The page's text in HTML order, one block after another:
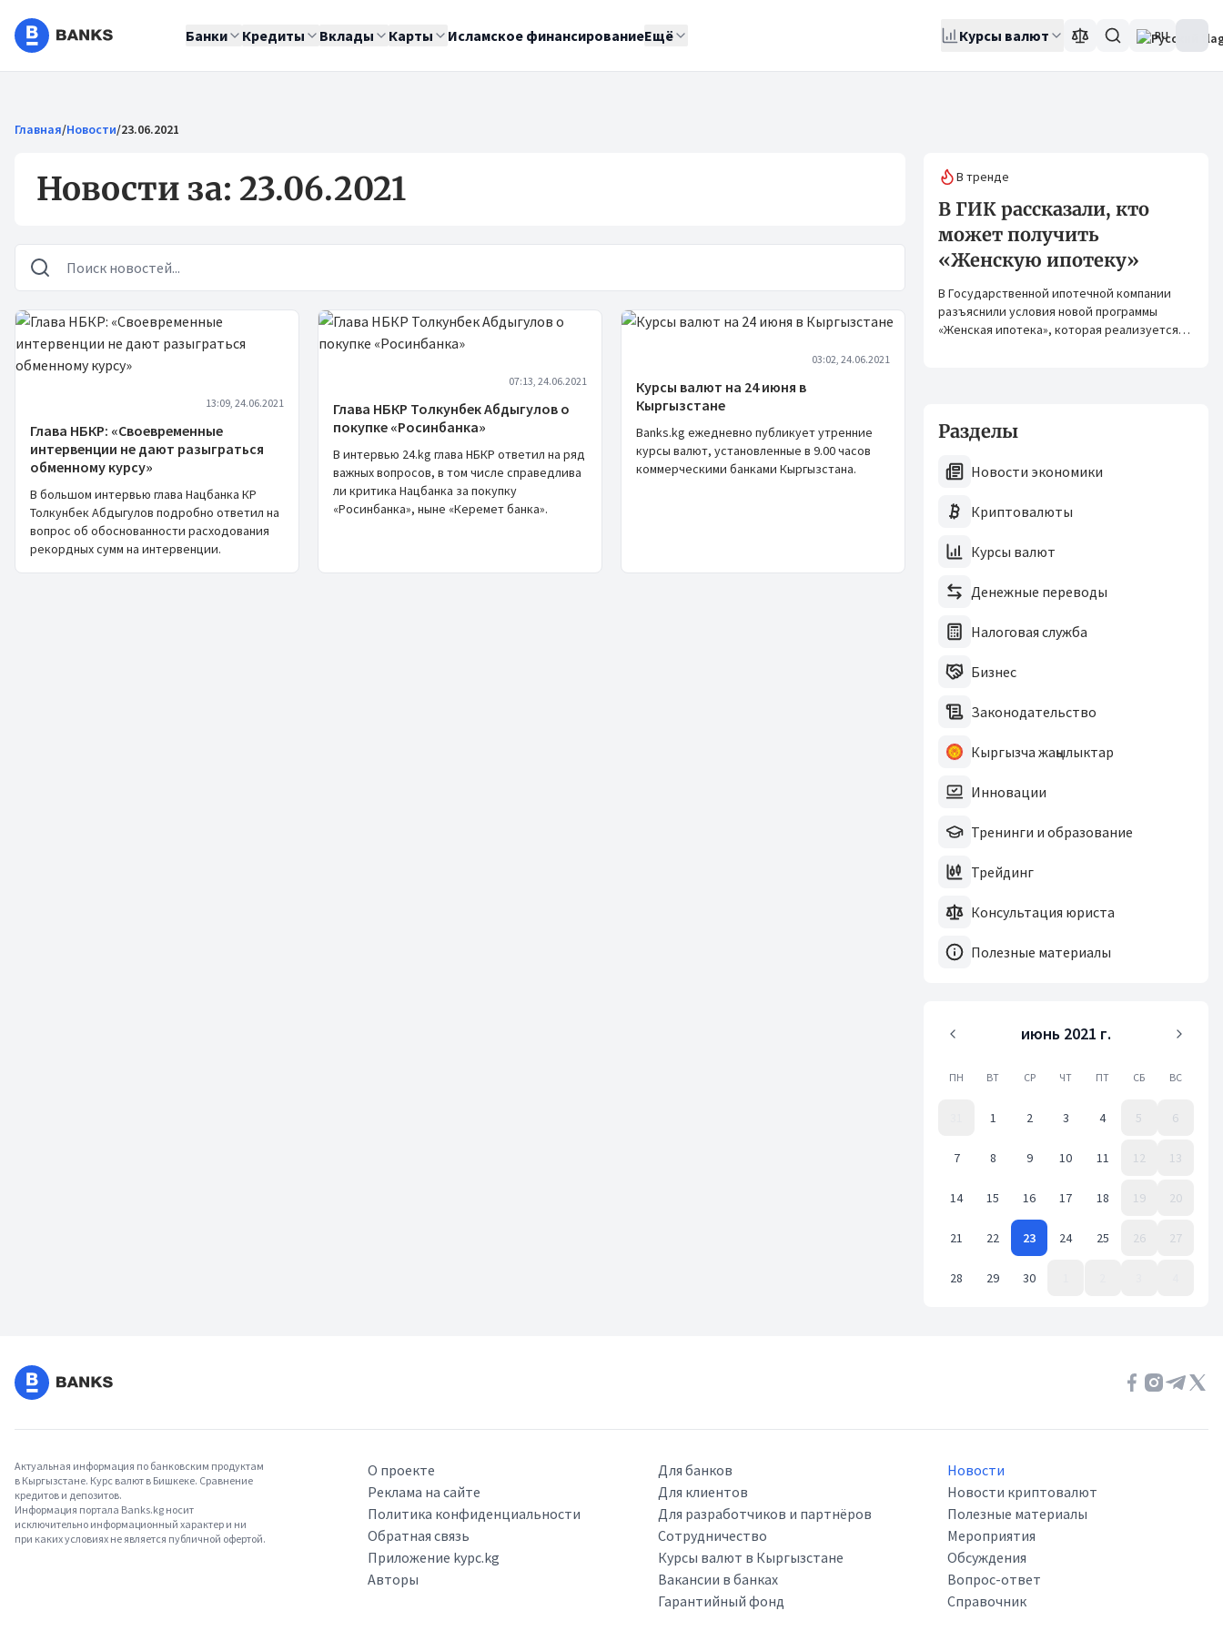
Банки Кредиты Вклады Карты Исламское финансированиеЕщё Курсы валют RU
Главная/Новости/23.06.2021
Новости за: 23.06.2021
Новости
13:09, 24.06.2021
Глава НБКР: «Своевременные
интервенции не дают разыграться
обменному курсу»
В большом интервью глава Нацбанка КР
Толкунбек Абдыгулов подробно ответил на
вопрос об обоснованности расходования
рекордных сумм на интервенции.
07:13, 24.06.2021
Глава НБКР Толкунбек Абдыгулов о
покупке «Росинбанка»
В интервью 24.kg глава НБКР ответил на ряд
важных вопросов, в том числе справедлива
ли критика Нацбанка за покупку
«Росинбанка», ныне «Керемет банка».
03:02, 24.06.2021
Курсы валют на 24 июня в
Кыргызстане
Banks.kg ежедневно публикует утренние
курсы валют, установленные в 9.00 часов
коммерческими банками Кыргызстана.
В тренде
В ГИК рассказали, кто
может получить
«Женскую ипотеку»
В Государственной ипотечной компании
разъяснили условия новой программы
«Женская ипотека», которая реализуется
Разделы
Новости экономики
Криптовалюты
Курсы валют
Денежные переводы
Налоговая служба
Бизнес
Законодательство
Кыргызча жаңылыктар
Инновации
Тренинги и образование
Трейдинг
Консультация юриста
Полезные материалы
июнь 2021 г.
ПН ВТ СР ЧТ ПТ СБ ВС
1 2 3 4 5 6
7 8 9 10 11 12 13
14 15 16 17 18 19 20
21 22 23 24 25 26 27
28 29 30
Актуальная информация по банковским продуктам
в Кыргызстане. Курс валют в Бишкеке. Сравнение
кредитов и депозитов.
Информация портала Banks.kg носит
исключительно информационный характер и ни
при каких условиях не является публичной офертой.
О проекте
Реклама на сайте
Политика конфиденциальности
Обратная связь
Приложение kypc.kg
Авторы
Для банков
Для клиентов
Для разработчиков и партнёров
Сотрудничество
Курсы валют в Кыргызстане
Вакансии в банках
Гарантийный фонд
Новости
Новости криптовалют
Полезные материалы
Мероприятия
Обсуждения
Вопрос-ответ
Справочник